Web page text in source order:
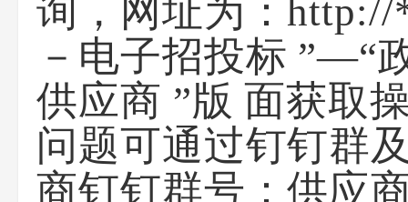
询，网址为：
－电子招投标 ”—“
供应商 ”版 面获取
问题可通过钉钉群
商钉钉群号：供应